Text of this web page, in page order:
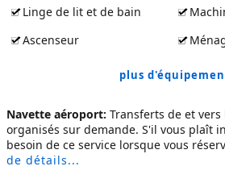
Linge de lit et de bain
Ascenseur
plus
Navette aéroport: Transferts de et
organisés sur demande. S'il vous plaît
besoin de ce service lorsque vous
de détails...